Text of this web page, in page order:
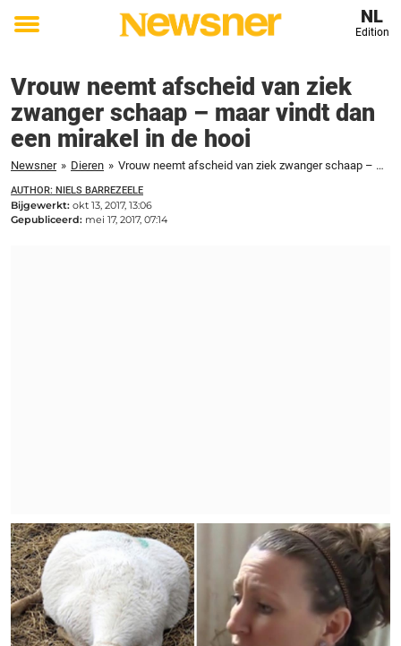
Toggle
NL
Edition
Vrouw neemt afscheid van ziek
zwanger schaap – maar vindt dan
een mirakel in de hooi
Newsner » Dieren » Vrouw neemt afscheid van ziek zwanger schaap – maar vindt dan een mirakel in de hooi
AUTHOR: NIELS BARREZEELE
Bijgewerkt: okt 13, 2017, 13:06
Gepubliceerd: mei 17, 2017, 07:14